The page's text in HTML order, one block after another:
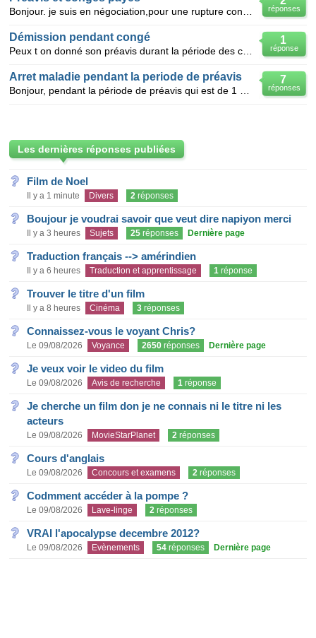
réponses
1
réponse
Démission pendant congé
7
réponses
Arret maladie pendant la periode de préavis
Les dernières réponses publiées
Film de Noel
Il y a 1 minute Divers 2 réponses
Boujour je voudrai savoir que veut dire napiyon merci
Il y a 3 heures Sujets 25 réponses Dernière page
Traduction français --> amérindien
Il y a 6 heures Traduction et apprentissage 1 réponse
Trouver le titre d'un film
Il y a 8 heures Cinéma 3 réponses
Connaissez-vous le voyant Chris?
Le 09/08/2026 Voyance 2650 réponses Dernière page
Je veux voir le video du film
Le 09/08/2026 Avis de recherche 1 réponse
Je cherche un film don je ne connais ni le titre ni les
acteurs
Le 09/08/2026 MovieStarPlanet 2 réponses
Cours d'anglais
Le 09/08/2026 Concours et examens 2 réponses
Codmment accéder à la pompe ?
Le 09/08/2026 Lave-linge 2 réponses
VRAI l'apocalypse decembre 2012?
Le 09/08/2026 Evènements 54 réponses Dernière page